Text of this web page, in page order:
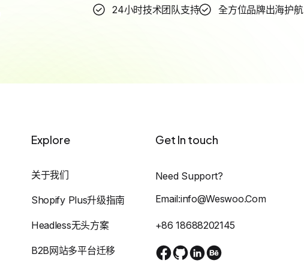
24小时技术团队支持 全方位品牌出海护航
Explore
关于我们
Shopify Plus升级指南
Headless无头方案
B2B网站多平台迁移
Get In touch
Need Support?
Email:info@weswoo.com
+86 18688202145